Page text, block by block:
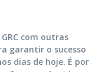
com outras
garantir o sucesso
dias de hoje. É por